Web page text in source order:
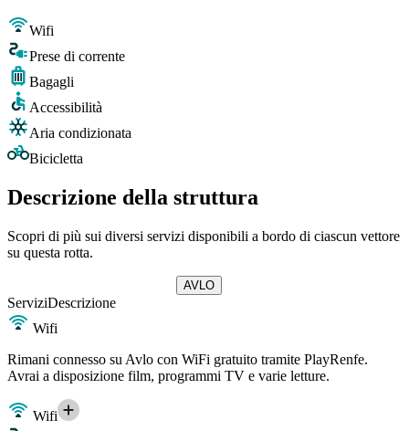
Wifi
Prese di corrente
Bagagli
Accessibilità
Aria condizionata
Bicicletta
Descrizione della struttura
Scopri di più sui diversi servizi disponibili a bordo di ciascun vettore
su questa rotta.
AVLO
ServiziDescrizione
Wifi
Rimani connesso su Avlo con WiFi gratuito tramite PlayRenfe.
Avrai a disposizione film, programmi TV e varie letture.
Wifi